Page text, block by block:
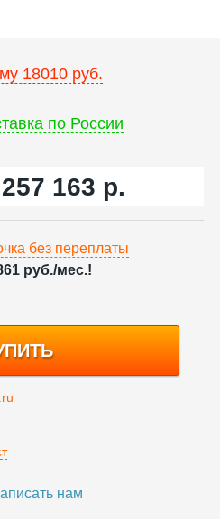
18010 руб.
по России
257 163 р.
без переплаты
руб./мес.!
нам